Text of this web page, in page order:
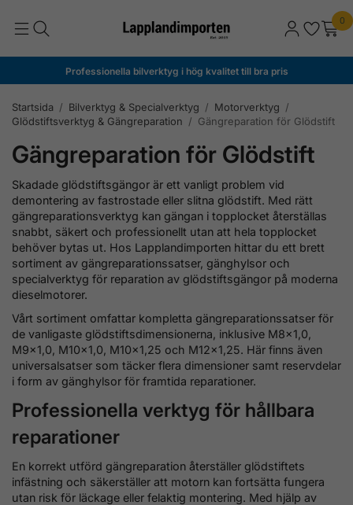
0
Professionella bilverktyg i hög kvalitet till bra pris
Startsida / Bilverktyg & Specialverktyg / Motorverktyg /
Glödstiftsverktyg & Gängreparation / Gängreparation för Glödstift
Gängreparation för Glödstift
Skadade glödstiftsgängor är ett vanligt problem vid
demontering av fastrostade eller slitna glödstift. Med rätt
gängreparationsverktyg kan gängan i topplocket återställas
snabbt, säkert och professionellt utan att hela topplocket
behöver bytas ut. Hos Lapplandimporten hittar du ett brett
sortiment av gängreparationssatser, gänghylsor och
specialverktyg för reparation av glödstiftsgängor på moderna
dieselmotorer.
Vårt sortiment omfattar kompletta gängreparationssatser för
de vanligaste glödstiftsdimensionerna, inklusive M8x1,0,
M9x1,0, M10x1,0, M10x1,25 och M12x1,25. Här finns även
universalsatser som täcker flera dimensioner samt reservdelar
i form av gänghylsor för framtida reparationer.
Professionella verktyg för hållbara
reparationer
En korrekt utförd gängreparation återställer glödstiftets
infästning och säkerställer att motorn kan fortsätta fungera
utan risk för läckage eller felaktig montering. Med hjälp av